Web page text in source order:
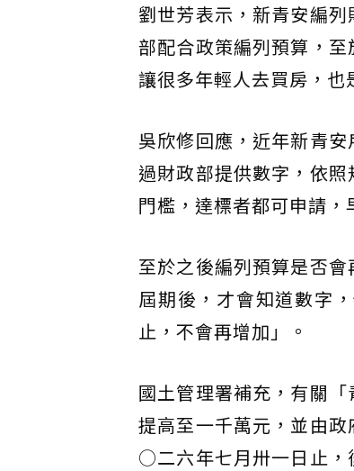
劉世芳表示，新青安編
部配合政策編列預算，
讓很多年輕人去買房，也
吳欣修回應，近年新青
過財政部提供數字，依
門檻，達標者都可申請，
至於之後編列預算是否
屆期後，才會知道數字
止，不會再增加」。
國土管理署補充，有關
提高至一千萬元，並由
○二六年七月卅一日止，